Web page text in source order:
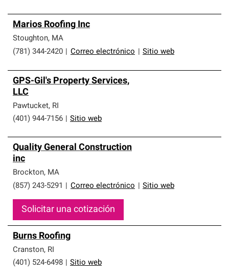
Marios Roofing Inc
Stoughton, MA
(781) 344-2420
Correo electrónico Sitio web
GPS-Gil's Property Services,
LLC
Pawtucket, RI
(401) 944-7156
Sitio web
Quality General Construction
inc
Brockton, MA
(857) 243-5291
Correo electrónico Sitio web
Solicitar una cotización
Burns Roofing
Cranston, RI
(401) 524-6498
Sitio web